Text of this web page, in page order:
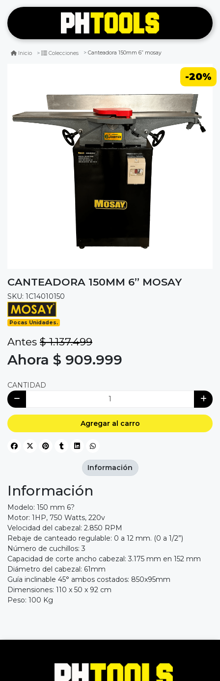
Inicio Colecciones Canteadora 150mm 6” mosay
-20%
CANTEADORA 150MM 6” MOSAY
SKU: 1C14010150
Pocas Unidades.
Antes $ 1.137.499
Ahora $ 909.999
CANTIDAD
Agregar al carro
Información
Modelo: 150 mm 6?
Motor: 1HP, 750 Watts, 220v
Velocidad del cabezal: 2.850 RPM
Rebaje de canteado regulable: 0 a 12 mm. (0 a 1/2”)
Número de cuchillos: 3
Capacidad de corte ancho cabezal: 3.175 mm en 152 mm
Diámetro del cabezal: 61mm
Guía inclinable 45° ambos costados: 850x95mm
Dimensiones: 110 x 50 x 92 cm
Peso: 100 Kg
Información